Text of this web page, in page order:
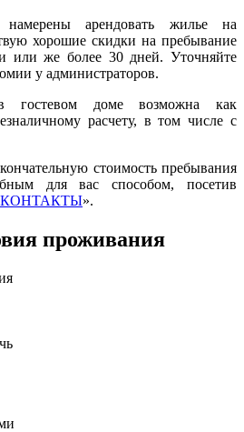
арендовать жилье на
хорошие скидки на пребывание
или же более 30 дней. Уточняйте
у администраторов.
гостевом доме возможна как
расчету, в том числе с
стоимость пребывания
для вас способом, посетив
КОНТАКТЫ».
проживания